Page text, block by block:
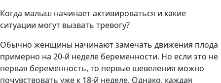
Когда малыш начинает активироваться и какие
ситуации могут вызвать тревогу?
Обычно женщины начинают замечать движения плода
примерно на 20-й неделе беременности. Но если это не
первая беременность, то первые шевеления можно
почувствовать уже к 18-й неделе. Однако, каждая